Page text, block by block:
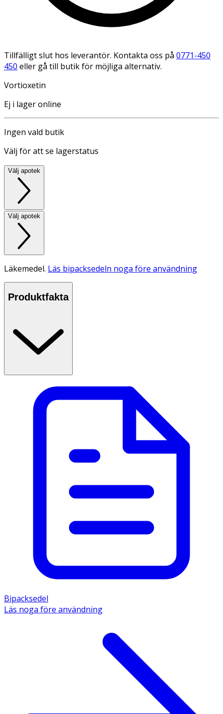
Tillfälligt slut hos leverantör. Kontakta oss på 0771-450
450 eller gå till butik för möjliga alternativ.
Vortioxetin
Ej i lager online
Ingen vald butik
Välj för att se lagerstatus
Välj apotek
Välj apotek
Läkemedel. Läs bipacksedeln noga före användning
Produktfakta
Bipacksedel
Läs noga före användning